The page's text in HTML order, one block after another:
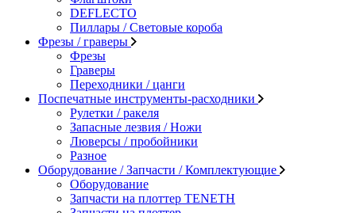
DEFLECTO
Пиллары / Световые короба
Фрезы / граверы
Фрезы
Граверы
Переходники / цанги
Поспечатные инструменты-расходники
Рулетки / ракеля
Запасные лезвия / Ножи
Люверсы / пробойники
Разное
Оборудование / Запчасти / Комплектующие
Оборудование
Запчасти на плоттер TENETH